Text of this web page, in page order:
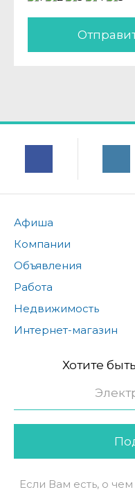
Афиша
Компании
Объявления
Работа
Недвижимость
Интернет-магазин
Хотите
Если Вам есть, о